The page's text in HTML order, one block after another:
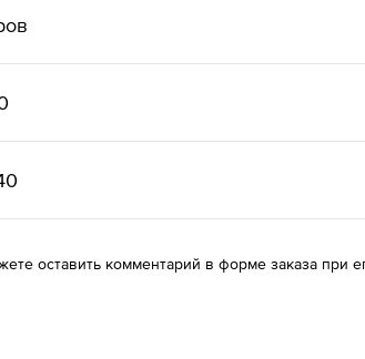
оставить комментарий в форме заказа при